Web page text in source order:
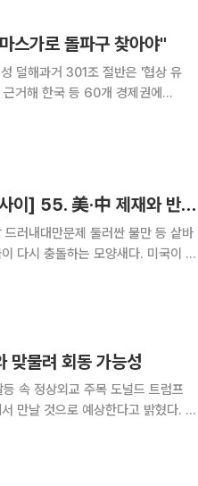
스가로 돌파구 찾아야"
덜해과거 301조 절반은 '협상 유
[논현광장-박승찬의 미·중 신냉전, 대결과 공존사이] 55. 美·中 제재와 반격 속 중국의 노림수
러내대만문제 둘러싼 불만 등 샅바
올
맞물려 회동 가능성
교 주목 도널드 트럼프
만날 것으로 예상한다고 밝혔다. 만